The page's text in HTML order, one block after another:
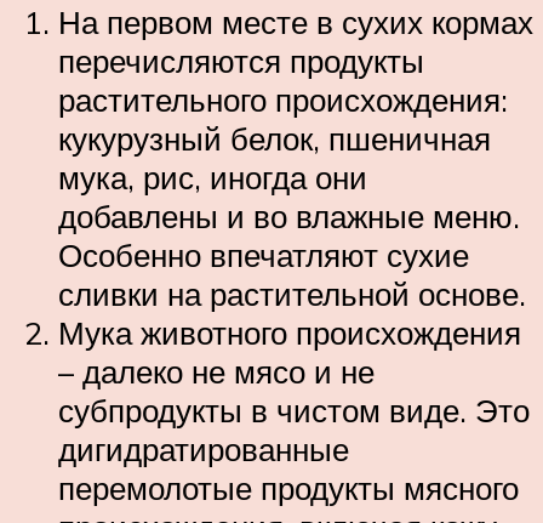
На первом месте в сухих кормах
перечисляются продукты
растительного происхождения:
кукурузный белок, пшеничная
мука, рис, иногда они
добавлены и во влажные меню.
Особенно впечатляют сухие
сливки на растительной основе.
Мука животного происхождения
– далеко не мясо и не
субпродукты в чистом виде. Это
дигидратированные
перемолотые продукты мясного